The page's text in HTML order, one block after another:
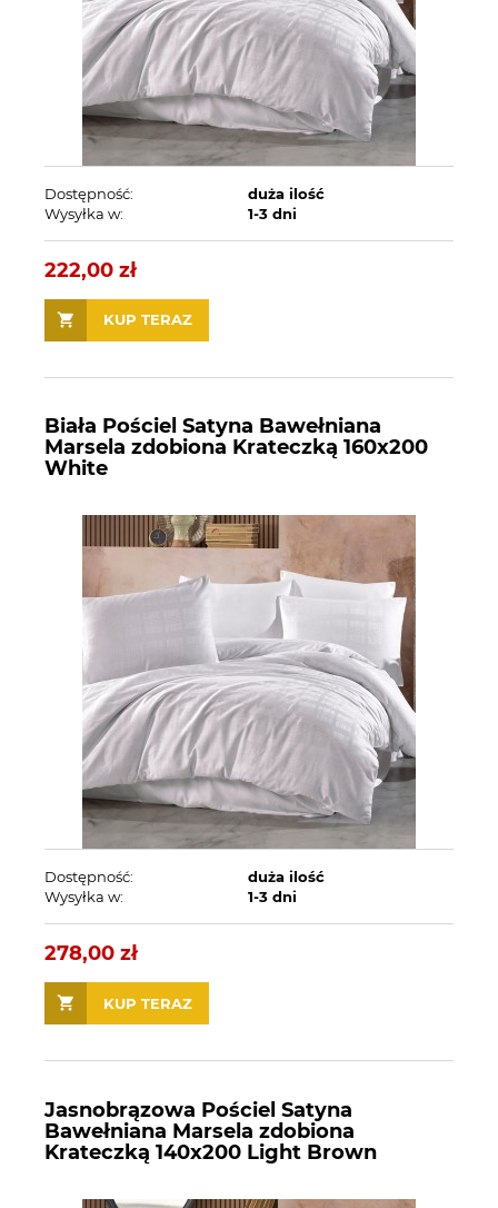
Dostępność:
duża ilość
Wysyłka w:
1-3 dni
222,00 zł
KUP TERAZ
Biała Pościel Satyna Bawełniana
Marsela zdobiona Krateczką 160x200
White
Dostępność:
duża ilość
Wysyłka w:
1-3 dni
278,00 zł
KUP TERAZ
Jasnobrązowa Pościel Satyna
Bawełniana Marsela zdobiona
Krateczką 140x200 Light Brown